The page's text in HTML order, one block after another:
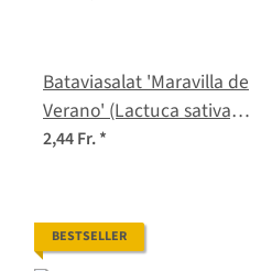
Bataviasalat 'Maravilla de
Verano' (Lactuca sativa)
Samen
2,44 Fr.*
BESTSELLER